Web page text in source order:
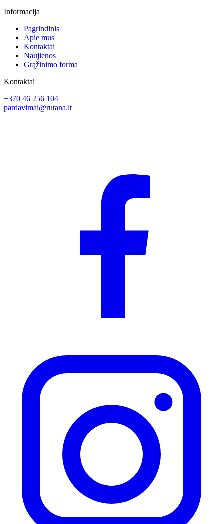
Informacija
Pagrindinis
Apie mus
Kontaktai
Naujienos
Grąžinimo forma
Kontaktai
+370 46 256 104
pardavimai@rutana.lt